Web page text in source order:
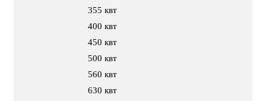
355 квт
400 квт
450 квт
500 квт
560 квт
630 квт